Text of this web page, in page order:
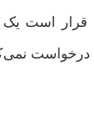
است یک
درخواست